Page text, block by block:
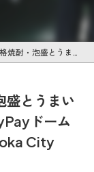
みずほPayPayドーム福岡 Shochu Event in Fukuoka City
盛とうまい
ドーム
City